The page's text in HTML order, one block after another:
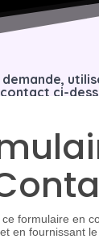
demande,
contact ci-
formulaire en
en fournissant